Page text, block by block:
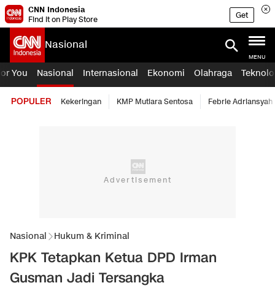
CNN Indonesia
Find it on Play Store
Get
Nasional
MENU
You Nasional Internasional Ekonomi Olahraga
POPULER Kekeringan KMP Mutiara Sentosa Febrie Adriansyah
Nasional Hukum & Kriminal
KPK Tetapkan Ketua DPD Irman
Gusman Jadi Tersangka